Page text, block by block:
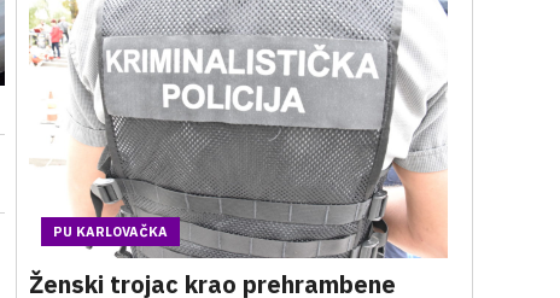
PU KARLOVAČKA
Ženski trojac krao prehrambene